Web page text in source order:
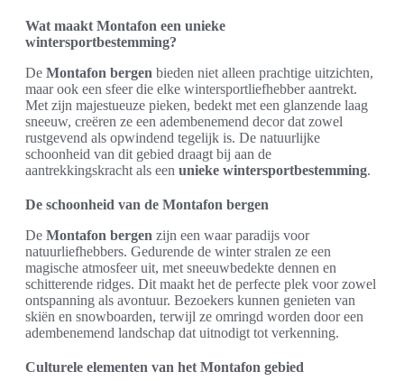
Wat maakt Montafon een unieke
wintersportbestemming?
De Montafon bergen bieden niet alleen prachtige uitzichten,
maar ook een sfeer die elke wintersportliefhebber aantrekt.
Met zijn majestueuze pieken, bedekt met een glanzende laag
sneeuw, creëren ze een adembenemend decor dat zowel
rustgevend als opwindend tegelijk is. De natuurlijke
schoonheid van dit gebied draagt bij aan de
aantrekkingskracht als een unieke wintersportbestemming.
De schoonheid van de Montafon bergen
De Montafon bergen zijn een waar paradijs voor
natuurliefhebbers. Gedurende de winter stralen ze een
magische atmosfeer uit, met sneeuwbedekte dennen en
schitterende ridges. Dit maakt het de perfecte plek voor zowel
ontspanning als avontuur. Bezoekers kunnen genieten van
skiën en snowboarden, terwijl ze omringd worden door een
adembenemend landschap dat uitnodigt tot verkenning.
Culturele elementen van het Montafon gebied